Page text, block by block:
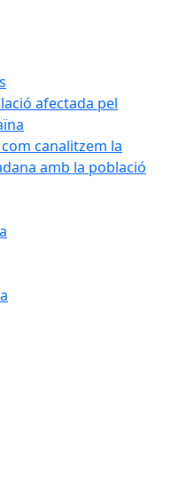
afectada pel
canalitzem la
amb la població